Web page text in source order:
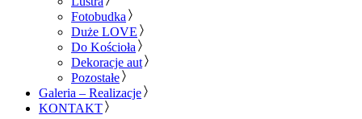
Fotobudka
Duże LOVE
Do Kościoła
Dekoracje aut
Pozostałe
Galeria – Realizacje
KONTAKT